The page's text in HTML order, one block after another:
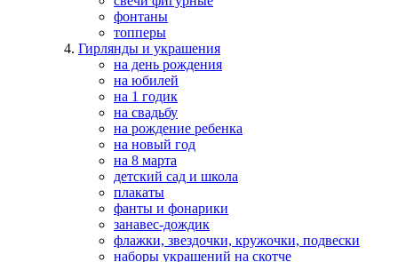
фонтаны
топперы
Гирлянды и украшения
на день рождения
на юбилей
на 1 годик
на свадьбу
на рождение ребенка
на новый год
на 8 марта
детский сад и школа
плакаты
фанты и фонарики
занавес-дождик
флажки, звездочки, кружочки, подвески
наборы украшений на скотче